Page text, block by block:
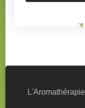
L'Aromathérapie